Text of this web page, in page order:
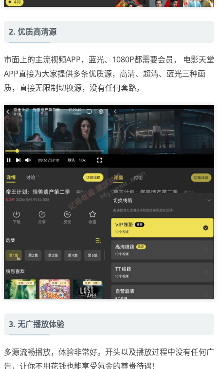
2. 优质高清源
市面上的主流视频APP，蓝光、1080P都需要会员， 电影天堂
APP直接为大家提供多条优质源，高清、超清、蓝光三种画
质，直接无限制切换源，没有任何套路。
3. 无广播放体验
多源流畅播放，体验非常好。开头以及播放过程中没有任何广
告，让你不用花钱也能享受氪金的尊贵待遇！